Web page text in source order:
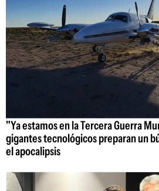
"Ya estamos en la Tercera Guerra
gigantes tecnológicos preparan un
el apocalipsis